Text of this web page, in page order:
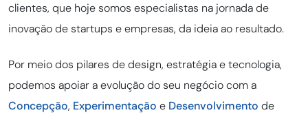
clientes, que hoje somos especialistas na jornada de
inovação de startups e empresas, da ideia ao resultado.
Por meio dos pilares de design, estratégia e tecnologia,
podemos apoiar a evolução do seu negócio com a
Concepção, Experimentação e Desenvolvimento de